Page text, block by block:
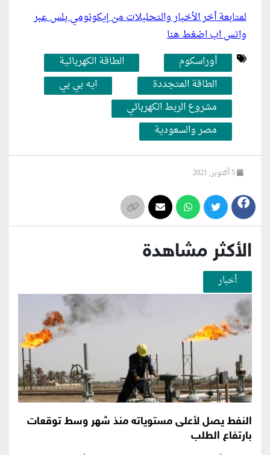
لمتابعة أخر الأخبار والتحليلات من إيكونومي بلس عبر
واتس اب اضغط هنا
أوراسكوم
الطاقة الكهربائية
الطاقة المتجددة
ايه بي بي
مشروع الربط الكهربائي
مصر والسعودية
الأكثر مشاهدة
أخبار
النفط يصل لأعلى مستوياته منذ شهر وسط توقعات
بارتفاع الطلب